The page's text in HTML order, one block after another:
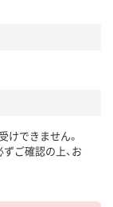
けできません。
ずご確認の上、お